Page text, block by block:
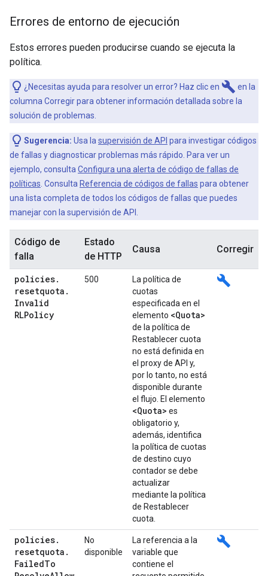
Errores de entorno de ejecución
Estos errores pueden producirse cuando se ejecuta la
política.
¿Necesitas ayuda para resolver un error? Haz clic en build en la
columna Corregir para obtener información detallada sobre la
solución de problemas.
Sugerencia: Usa la supervisión de API para investigar códigos
de fallas y diagnosticar problemas más rápido. Para ver un
ejemplo, consulta Configura una alerta de código de fallas de
políticas . Consulta Referencia de códigos de fallas para obtener
una lista completa de todos los códigos de fallas que puedes
manejar con la supervisión de API.
Código de
falla
Estado
de HTTP
Causa Corregir
policies.
resetquota .
Invalid
RLPolicy
500
La política de
cuotas
especificada en el
elemento <Quota>
de la política de
Restablecer cuota
no está definida en
el proxy de API y,
por lo tanto, no está
disponible durante
el flujo. El elemento
<Quota> es
obligatorio y,
además, identifica
la política de cuotas
de destino cuyo
contador se debe
actualizar
mediante la política
de Restablecer
cuota.
build
policies.
resetquota .
FailedTo
No
disponible
La referencia a la
variable que
contiene el
build